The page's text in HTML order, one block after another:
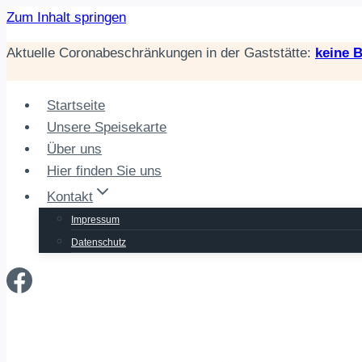
Zum Inhalt springen
Aktuelle Coronabeschränkungen in der Gaststätte: keine
Startseite
Unsere Speisekarte
Über uns
Hier finden Sie uns
Kontakt
Impressum
Datenschutz